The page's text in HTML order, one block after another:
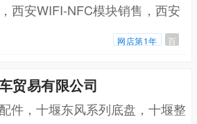
西安WIFI-NFC模块销售，西安
网店第1年 百
贸易有限公司
件，十堰东风系列底盘，十堰整